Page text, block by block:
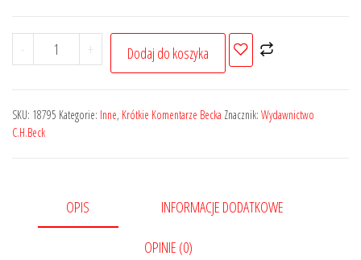
-
ilość
Ustawa
transporcie
drogowym.
+ Dodaj do koszyka
SKU: 18795 Kategorie: Inne, Krótkie Komentarze Becka Znacznik: Wydawnictwo
C.H.Beck
OPIS INFORMACJE DODATKOWE
OPINIE (0)